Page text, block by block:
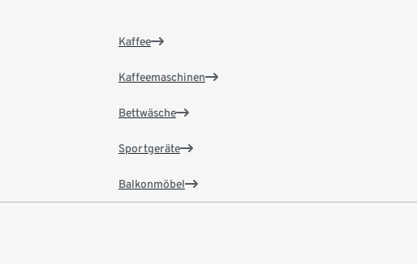
Kaffee
Kaffeemaschinen
Bettwäsche
Sportgeräte
Balkonmöbel